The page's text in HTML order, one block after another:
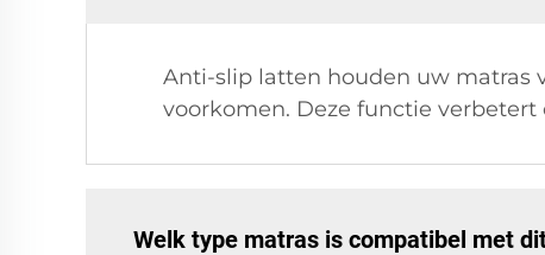
Anti-slip latten houden uw matras
voorkomen. Deze functie
Welk type matras is compatibel met